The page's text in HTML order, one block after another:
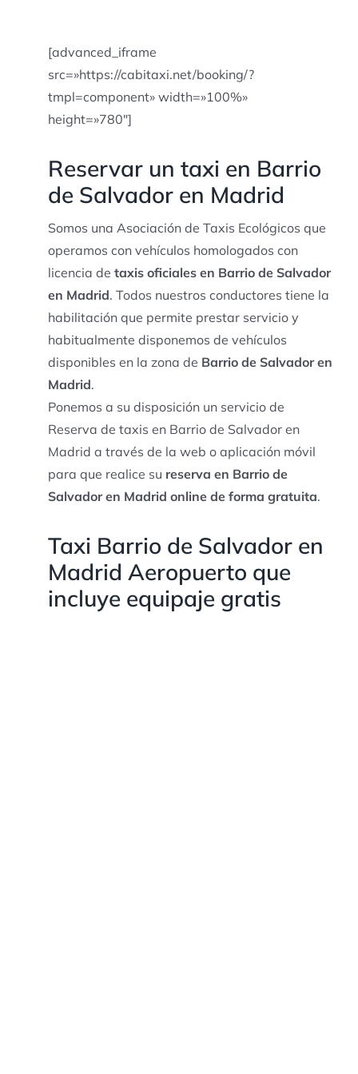
[advanced_iframe
src=»https://cabitaxi.net/booking/?
tmpl=component» width=»100%»
height=»780″]
Reservar un taxi en Barrio
de Salvador en Madrid
Somos una Asociación de Taxis Ecológicos que
operamos con vehículos homologados con
licencia de taxis oficiales en Barrio de Salvador
en Madrid. Todos nuestros conductores tiene la
habilitación que permite prestar servicio y
habitualmente disponemos de vehículos
disponibles en la zona de Barrio de Salvador en
Madrid.
Ponemos a su disposición un servicio de
Reserva de taxis en Barrio de Salvador en
Madrid a través de la web o aplicación móvil
para que realice su reserva en Barrio de
Salvador en Madrid online de forma gratuita.
Taxi Barrio de Salvador en
Madrid Aeropuerto que
incluye equipaje gratis